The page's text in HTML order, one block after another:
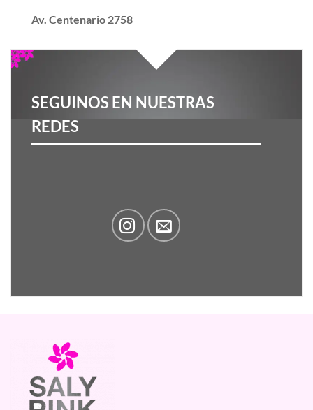
Av. Centenario 2758
SEGUINOS EN NUESTRAS
REDES